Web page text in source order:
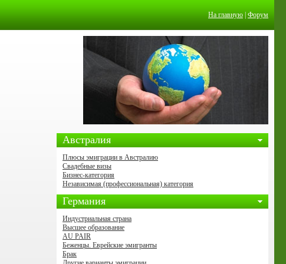
На главную Форум
Австралия
Плюсы эмиграции в Австралию
Свадебные визы
Бизнес-категория
Независимая (профессиональная) категория
Германия
Индустриальная страна
Высшее образование
AU PAIR
Беженцы. Еврейские эмигранты
Брак